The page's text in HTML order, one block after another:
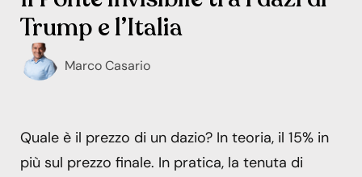
Trump e l’Italia
Marco Casario
Quale è il prezzo di un dazio? In teoria, il 15% in
più sul prezzo finale. In pratica, la tenuta di